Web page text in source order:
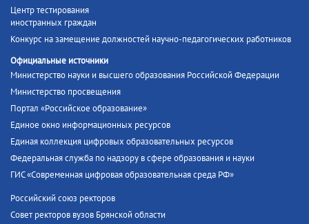
Центр тестирования
иностранных граждан
Конкурс на замещение должностей научно-педагогических работников
Официальные источники
Министерство науки и высшего образования Российской Федерации
Министерство просвещения
Портал «Российское образование»
Единое окно информационных ресурсов
Единая коллекция цифровых образовательных ресурсов
Федеральная служба по надзору в сфере образования и науки
ГИС «Современная цифровая образовательная среда РФ»
Российский союз ректоров
Совет ректоров вузов Брянской области